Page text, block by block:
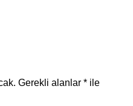
Gerekli alanlar * ile